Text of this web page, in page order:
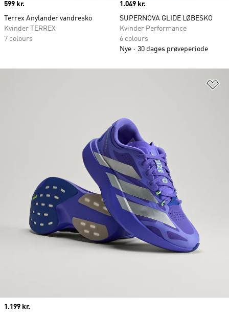
Price
599 kr.
Terrex Anylander vandresko
Kvinder TERREX
7 colours
Price
1.049 kr.
SUPERNOVA GLIDE LØBESKO
Kvinder Performance
6 colours
Nye
30 dages prøveperiode
Price
1.199 kr.